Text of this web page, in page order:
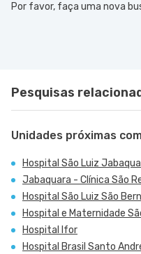
Por favor, faça uma nova
Pesquisas
Unidades próximas
Hospital São Luiz
Jabaquara - Clínica São
Hospital São Luiz São
Hospital e Maternidade
Hospital Ifor
Hospital Brasil Santo